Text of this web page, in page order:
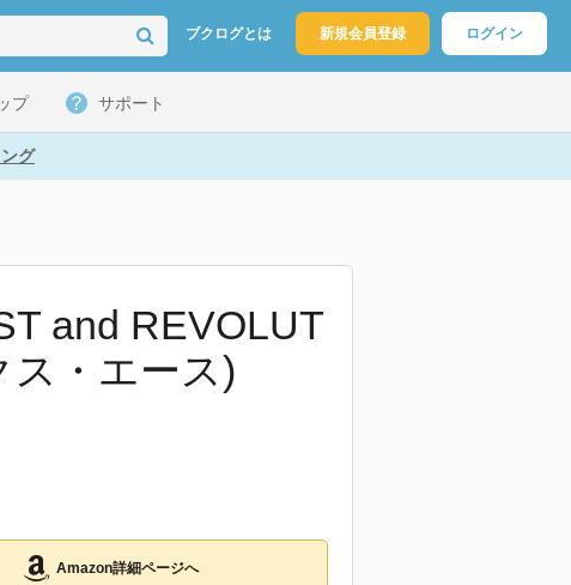
ブクログとは 新規会員登録 ログイン
プ サポート
グ
and REVOLUT
ス・エース)
Amazon詳細ページへ